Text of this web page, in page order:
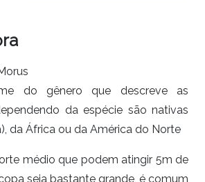
do gênero que descreve as
da espécie são nativas
da África ou da América do Norte
médio que podem atingir 5m de
seja bastante grande, é comum